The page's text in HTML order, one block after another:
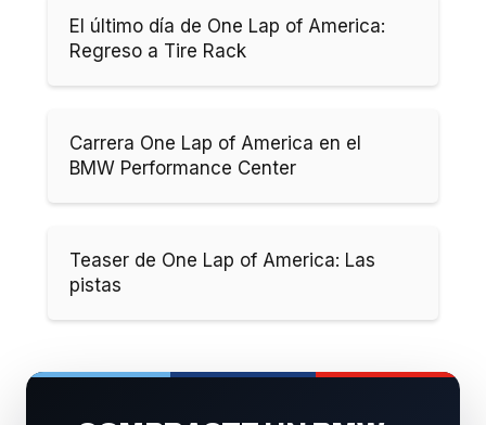
El último día de One Lap of America:
Regreso a Tire Rack
Carrera One Lap of America en el
BMW Performance Center
Teaser de One Lap of America: Las
pistas